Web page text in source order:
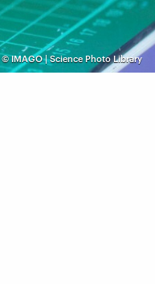
©IMAGO | Science Photo Library